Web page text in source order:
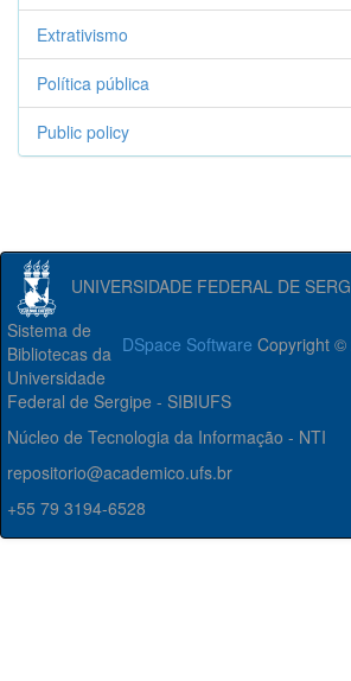
Extrativismo
Política pública
Public policy
UNIVERSIDADE FEDERAL DE
DSpace Software Copyright ©
Sistema de
Bibliotecas da
Universidade
Federal de Sergipe - SIBIUFS
Núcleo de Tecnologia da Informação - NTI
repositorio@academico.ufs.br
+55 79 3194-6528